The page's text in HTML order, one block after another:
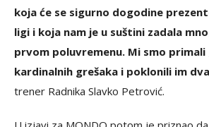
koja će se sigurno dogodine
ligi i koja nam je u suštini zadala
prvom poluvremenu. Mi smo
kardinalnih grešaka i poklonili im
trener Radnika Slavko Petrović.